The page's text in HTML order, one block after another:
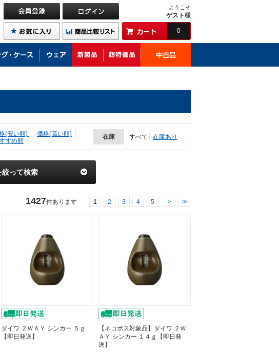
ようこそ
ゲスト様
0
(安い順)
価格(高い順)
すめ順
在庫 すべて 在庫あり
絞って検索
1427件あります 1 2 3 4 5 > >>
ダイワ ２ＷＡＹ シンカー ５ｇ
【即日発送】
【ネコポス対象品】ダイワ ２Ｗ
ＡＹ シンカー １４ｇ【即日発
送】